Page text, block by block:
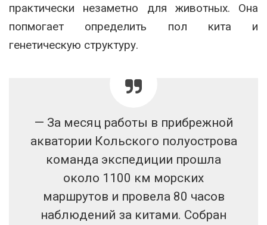
практически незаметно для животных. Она
попмогает определить пол кита и
генетическую структуру.
— За месяц работы в прибрежной
акватории Кольского полуострова
команда экспедиции прошла
около 1100 км морских
маршрутов и провела 80 часов
наблюдений за китами. Собран